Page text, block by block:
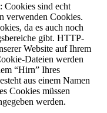
Cookies sind echt
verwenden Cookies.
da es auch noch
gibt. HTTP-
Website auf Ihrem
Dateien werden
“Hirn” Ihres
aus einem Namen
Cookies müssen
werden.